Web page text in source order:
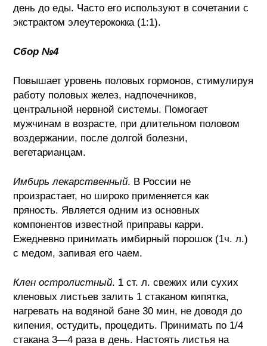
день до еды. Часто его используют в сочетании с
экстрактом элеутерококка (1:1).
Сбор №4
Повышает уровень половых гормонов, стимулируя
работу половых желез, надпочечников,
центральной нервной системы. Помогает
мужчинам в возрасте, при длительном половом
воздержании, после долгой болезни,
вегетарианцам.
Имбирь лекарственный. В России не
произрастает, но широко применяется как
пряность. Является одним из основных
компонентов известной приправы карри.
Ежедневно принимать имбирный порошок (1ч. л.)
с медом, запивая его чаем.
Клен остролистный. 1 ст. л. свежих или сухих
кленовых листьев залить 1 стаканом кипятка,
нагревать на водяной бане 30 мин, не доводя до
кипения, остудить, процедить. Принимать по 1/4
стакана 3—4 раза в день. Настоять листья на